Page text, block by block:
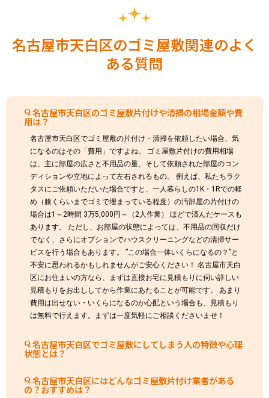
名古屋市天白区のゴミ屋敷関連のよく
ある質問
名古屋市天白区のゴミ屋敷片付けや清掃の相場金額や費
用は？
名古屋市天白区でゴミ屋敷の片付け・清掃を依頼したい場合、気
になるのはその「費用」ですよね。 ゴミ屋敷片付けの費用相場
は、主に部屋の広さと不用品の量、そして依頼された部屋のコン
ディションや立地によって左右されるもの。 例えば、私たちラク
タスにご依頼いただいた場合ですと、一人暮らしの1K・1Rでの軽
め（膝くらいまでゴミで埋まっている程度）の汚部屋の片付けの
場合は1～2時間 3万5,000円～（2人作業） ほどで済んだケースも
あります。 ただし、お部屋の状態によっては、不用品の回収だけ
でなく、さらにオプションでハウスクリーニングなどの清掃サー
ビスを行う場合もあります。 ”この場合一体いくらになるの？”と
不安に思われるかもしれませんがご安心ください！ 名古屋市天白
区にお住まいの方なら、まずは直接お宅に見積もりに伺い詳しい
見積もりをお出ししてから作業にあたることが可能です。 あまり
費用は出せない・いくらになるのか心配という場合も、見積もり
は無料で行えます。まずは一度気軽にご相談くださいませ！
名古屋市天白区でゴミ屋敷にしてしまう人の特徴や心理
状態とは？
名古屋市天白区にはどんなゴミ屋敷片付け業者がある
の？おすすめは？